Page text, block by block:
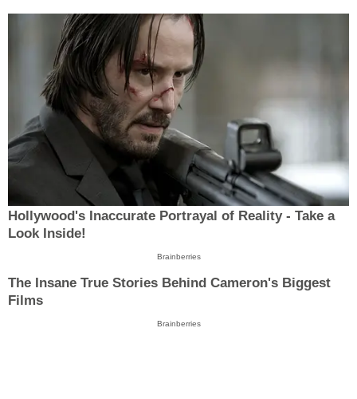
Hollywood's Inaccurate Portrayal of Reality - Take a
Look Inside!
Brainberries
The Insane True Stories Behind Cameron's Biggest
Films
Brainberries